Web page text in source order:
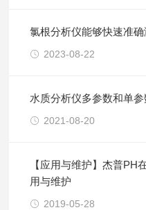
氯根分析仪能够快速准
2023-08-22
水质分析仪多参数和单参
2021-08-20
【应用与维护】杰普PH
用与维护
2019-05-28